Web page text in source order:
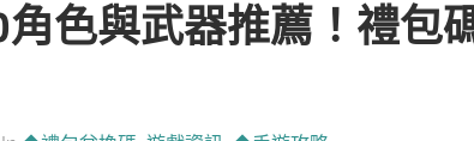
角色與武器推薦！禮包